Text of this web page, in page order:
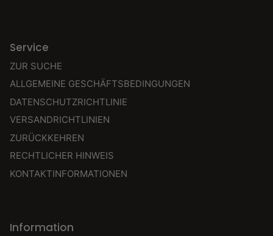
Service
ZUR SUCHE
ALLGEMEINE GESCHÄFTSBEDINGUNGEN
DATENSCHUTZRICHTLINIE
VERSANDRICHTLINIEN
ZURÜCKKEHREN
RECHTLICHER HINWEIS
KONTAKTINFORMATIONEN
Information